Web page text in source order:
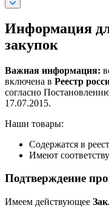
Информация
закупок
Важная информация:
включена в Реестр
согласно
17.07.2015.
Наши товары:
Содержатся в
Имеют
Подтверждение
Имеем действующее